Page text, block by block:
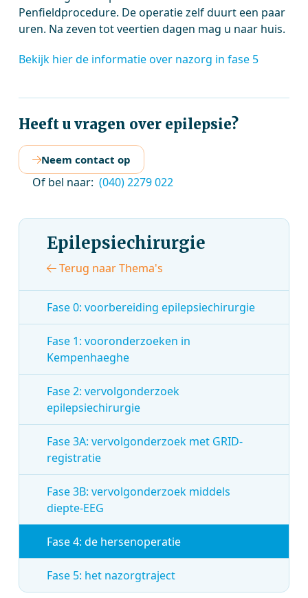
Penfieldprocedure. De operatie zelf duurt een paar
uren. Na zeven tot veertien dagen mag u naar huis.
Bekijk hier de informatie over nazorg in fase 5
Heeft u vragen over epilepsie?
Neem contact op
Of bel naar: (040) 2279 022
Epilepsiechirurgie
Terug naar Thema's
Fase 0: voorbereiding epilepsiechirurgie
Fase 1: vooronderzoeken in
Kempenhaeghe
Fase 2: vervolgonderzoek
epilepsiechirurgie
Fase 3A: vervolgonderzoek met GRID-
registratie
Fase 3B: vervolgonderzoek middels
diepte-EEG
Fase 4: de hersenoperatie
Fase 5: het nazorgtraject